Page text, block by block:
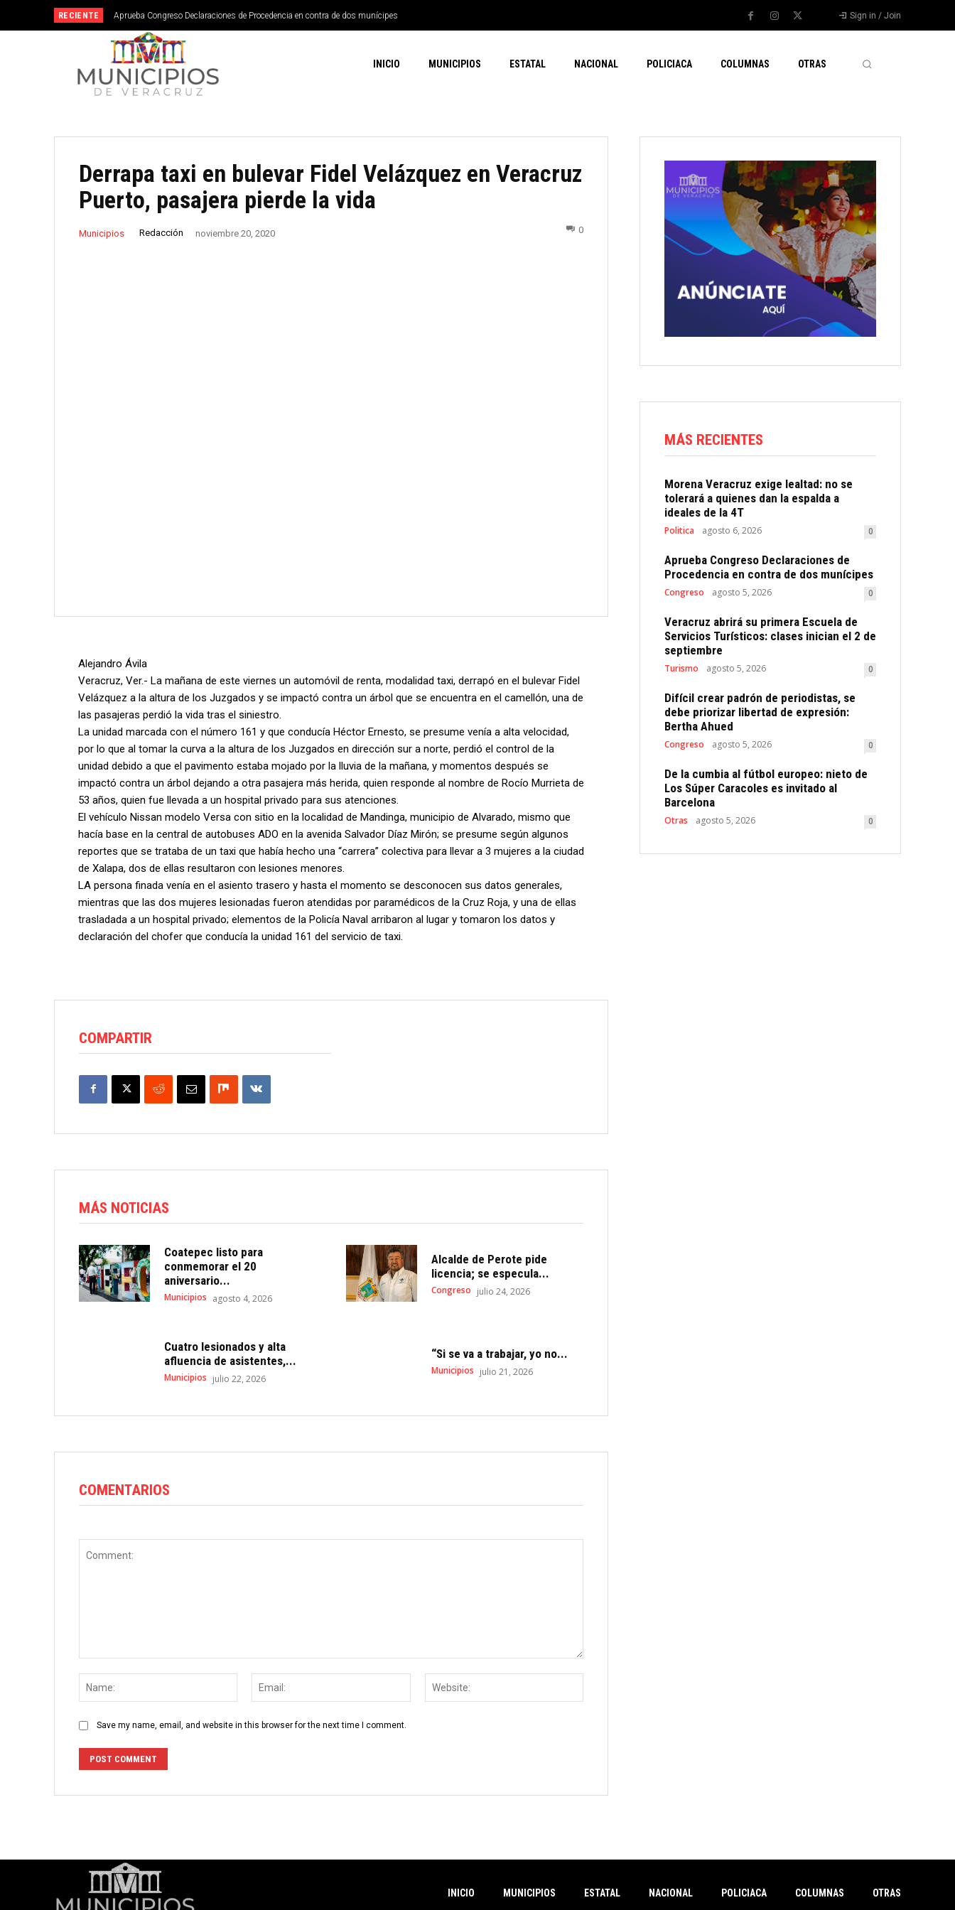
RECIENTE Aprueba Congreso Declaraciones de Procedencia en contra de dos munícipes Sign in / Join
INICIO MUNICIPIOS ESTATAL NACIONAL POLICIACA COLUMNAS OTRAS
Derrapa taxi en bulevar Fidel Velázquez en Veracruz
Puerto, pasajera pierde la vida
Municipios Redacción noviembre 20, 2020 0
Alejandro Ávila
Veracruz, Ver.- La mañana de este viernes un automóvil de renta, modalidad taxi, derrapó en el bulevar Fidel
Velázquez a la altura de los Juzgados y se impactó contra un árbol que se encuentra en el camellón, una de
las pasajeras perdió la vida tras el siniestro.
La unidad marcada con el número 161 y que conducía Héctor Ernesto, se presume venía a alta velocidad,
por lo que al tomar la curva a la altura de los Juzgados en dirección sur a norte, perdió el control de la
unidad debido a que el pavimento estaba mojado por la lluvia de la mañana, y momentos después se
impactó contra un árbol dejando a otra pasajera más herida, quien responde al nombre de Rocío Murrieta de
53 años, quien fue llevada a un hospital privado para sus atenciones.
El vehículo Nissan modelo Versa con sitio en la localidad de Mandinga, municipio de Alvarado, mismo que
hacía base en la central de autobuses ADO en la avenida Salvador Díaz Mirón; se presume según algunos
reportes que se trataba de un taxi que había hecho una “carrera” colectiva para llevar a 3 mujeres a la ciudad
de Xalapa, dos de ellas resultaron con lesiones menores.
LA persona finada venía en el asiento trasero y hasta el momento se desconocen sus datos generales,
mientras que las dos mujeres lesionadas fueron atendidas por paramédicos de la Cruz Roja, y una de ellas
trasladada a un hospital privado; elementos de la Policía Naval arribaron al lugar y tomaron los datos y
declaración del chofer que conducía la unidad 161 del servicio de taxi.
COMPARTIR
MÁS NOTICIAS
Coatepec listo para
conmemorar el 20
aniversario...
Municipios agosto 4, 2026
Alcalde de Perote pide
licencia; se especula...
Congreso julio 24, 2026
Cuatro lesionados y alta
afluencia de asistentes,...
Municipios julio 22, 2026
“Si se va a trabajar, yo no...
Municipios julio 21, 2026
COMENTARIOS
Save my name, email, and website in this browser for the next time I comment.
MÁS RECIENTES
Morena Veracruz exige lealtad: no se
tolerará a quienes dan la espalda a
ideales de la 4T
Politica agosto 6, 2026 0
Aprueba Congreso Declaraciones de
Procedencia en contra de dos munícipes
Congreso agosto 5, 2026 0
Veracruz abrirá su primera Escuela de
Servicios Turísticos: clases inician el 2 de
septiembre
Turismo agosto 5, 2026 0
Difícil crear padrón de periodistas, se
debe priorizar libertad de expresión:
Bertha Ahued
Congreso agosto 5, 2026 0
De la cumbia al fútbol europeo: nieto de
Los Súper Caracoles es invitado al
Barcelona
Otras agosto 5, 2026 0
INICIO MUNICIPIOS ESTATAL NACIONAL POLICIACA COLUMNAS OTRAS